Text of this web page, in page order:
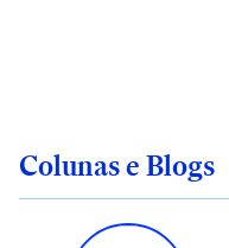
Colunas e Blogs